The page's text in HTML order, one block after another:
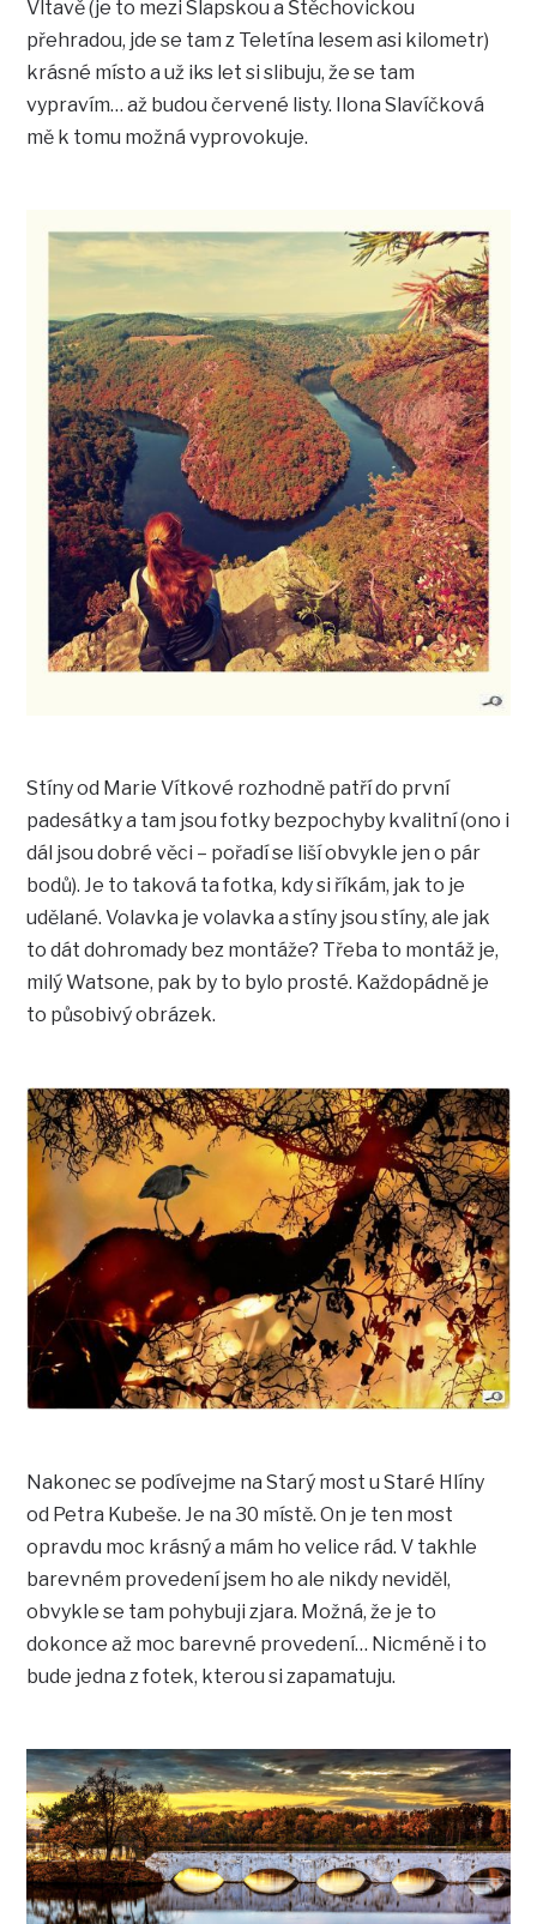
Vltavě (je to mezi Slapskou a Štěchovickou
přehradou, jde se tam z Teletína lesem asi kilometr)
krásné místo a už iks let si slibuju, že se tam
vypravím… až budou červené listy. Ilona Slavíčková
mě k tomu možná vyprovokuje.
Stíny od Marie Vítkové rozhodně patří do první
padesátky a tam jsou fotky bezpochyby kvalitní (ono i
dál jsou dobré věci – pořadí se liší obvykle jen o pár
bodů). Je to taková ta fotka, kdy si říkám, jak to je
udělané. Volavka je volavka a stíny jsou stíny, ale jak
to dát dohromady bez montáže? Třeba to montáž je,
milý Watsone, pak by to bylo prosté. Každopádně je
to působivý obrázek.
Nakonec se podívejme na Starý most u Staré Hlíny
od Petra Kubeše. Je na 30 místě. On je ten most
opravdu moc krásný a mám ho velice rád. V takhle
barevném provedení jsem ho ale nikdy neviděl,
obvykle se tam pohybuji zjara. Možná, že je to
dokonce až moc barevné provedení… Nicméně i to
bude jedna z fotek, kterou si zapamatuju.